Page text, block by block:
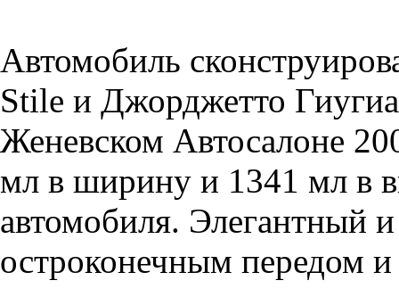
Автомобиль
Stile и Джорджетто
Женевском Автосалоне
мл в ширину и 1341 мл в
автомобиля. Элегантный
остроконечным передом